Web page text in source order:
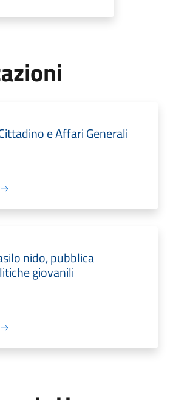
e Affari Generali
nido, pubblica
giovanili